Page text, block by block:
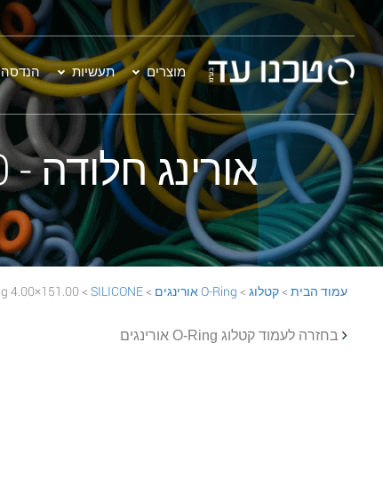
מוצרים תעשיות הנדסה
אורינג חלודה - 151.00×4.00 SILICONE 70 Rust O-Ring
עמוד הבית >קטלוג > O-Ring אורינגים >
SILICONE
> 151.00×4.00 SILICONE 70 Rust O-Ring
בחזרה לעמוד קטלוג O-Ring אורינגים